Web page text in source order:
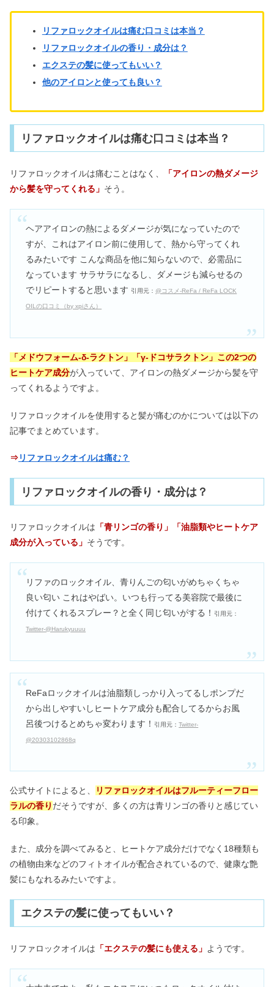
リファロックオイルは痛む口コミは本当？
リファロックオイルの香り・成分は？
エクステの髪に使ってもいい？
他のアイロンと使っても良い？
リファロックオイルは痛む口コミは本当？
リファロックオイルは痛むことはなく、
「アイロンの熱ダメージ
から髪を守ってくれる」 そう。
ヘアアイロンの熱によるダメージが気になっていたので
すが、これはアイロン前に使用して、熱から守ってくれ
るみたいです こんな商品を他に知らないので、必需品に
なっています サラサラになるし、ダメージも減らせるの
でリピートすると思います 引用元： @コスメ-ReFa / ReFa LOCK
OILの口コミ（by xpiさん）
「メドウフォーム-δ-ラクトン」「γ-ドコサラクトン」この2つの
ヒートケア成分が入っていて、アイロンの熱ダメージから髪を守
ってくれるようですよ。
リファロックオイルを使用すると髪が痛むのかについては以下の
記事でまとめています。
⇒リファロックオイルは痛む？
リファロックオイルの香り・成分は？
リファロックオイルは 「青リンゴの香り」「油脂類やヒートケア
成分が入っている」 そうです。
リファのロックオイル、青りんごの匂いがめちゃくちゃ
良い匂い これはやばい。いつも行ってる美容院で最後に
付けてくれるスプレー？と全く同じ匂いがする！
引用元：
Twitter-@Harukyuuuu
ReFaロックオイルは油脂類しっかり入ってるしポンプだ
から出しやすいしヒートケア成分も配合してるからお風
呂後つけるとめちゃ変わります！
引用元：Twitter-
@20303102868q
公式サイトによると、
リファロックオイルはフルーティーフロー
ラルの香り だそうですが、多くの方は青リンゴの香りと感じてい
る印象。
また、成分を調べてみると、ヒートケア成分だけでなく18種類も
の植物由来などのフィトオイルが配合されているので、健康な艶
髪にもなれるみたいですよ。
エクステの髪に使ってもいい？
リファロックオイルは 「エクステの髪にも使える」 ようです。